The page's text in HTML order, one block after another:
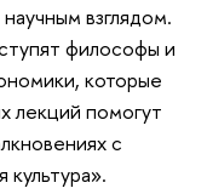
взглядом.
философы и
которые
лекций помогут
с